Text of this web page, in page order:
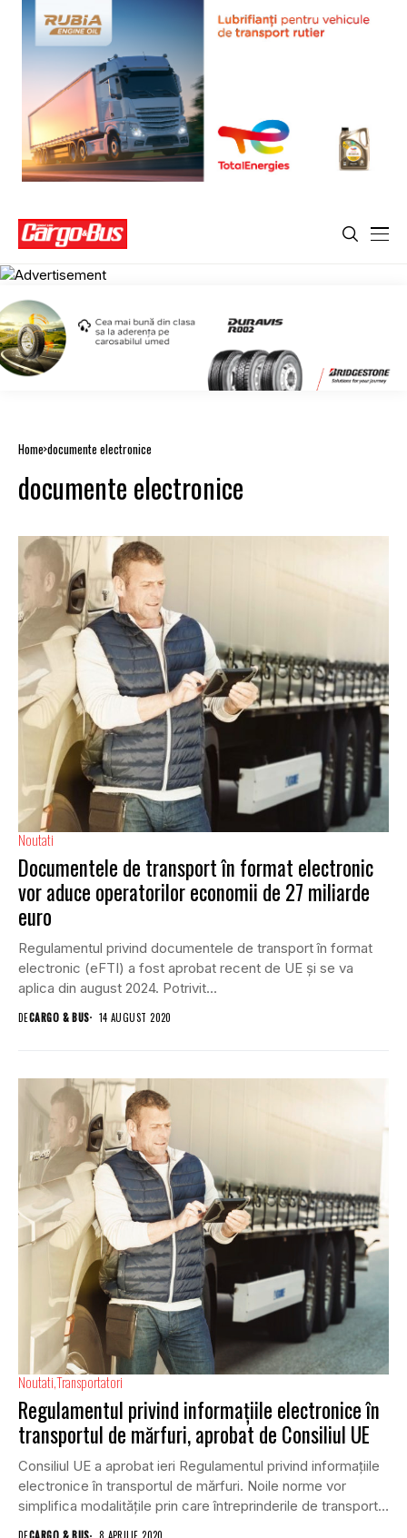
Home documente electronice
documente electronice
Noutati
Documentele de transport în format electronic
vor aduce operatorilor economii de 27 miliarde
euro
Regulamentul privind documentele de transport în format
electronic (eFTI) a fost aprobat recent de UE și se va
aplica din august 2024. Potrivit...
DECARGO & BUS 14 AUGUST 2020
NoutatiTransportatori
Regulamentul privind informațiile electronice în
transportul de mărfuri, aprobat de Consiliul UE
Consiliul UE a aprobat ieri Regulamentul privind informațiile
electronice în transportul de mărfuri. Noile norme vor
simplifica modalitățile prin care întreprinderile de transport
de...